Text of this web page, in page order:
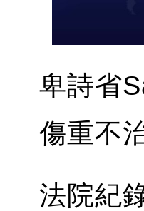
卑詩省
傷重不
法院紀